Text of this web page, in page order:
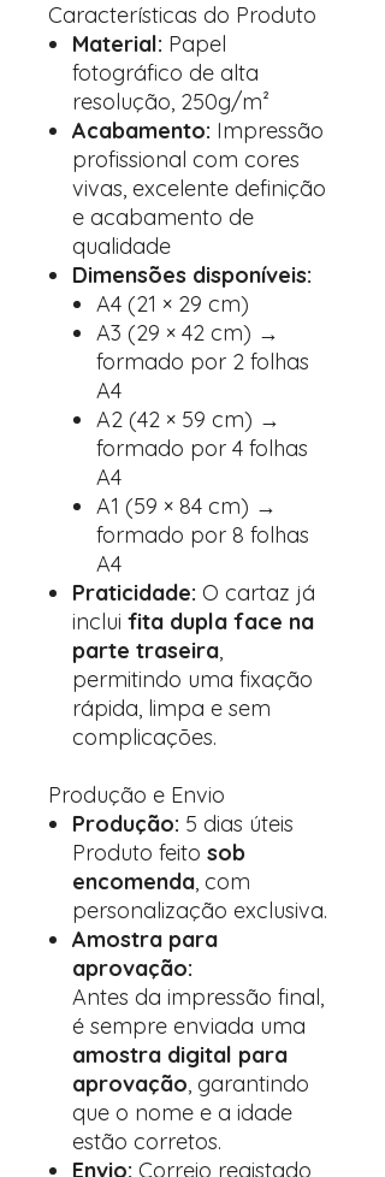
Características do Produto
Material: Papel
fotográfico de alta
resolução, 250g/m²
Acabamento: Impressão
profissional com cores
vivas, excelente definição
e acabamento de
qualidade
Dimensões disponíveis:
A4 (21 × 29 cm)
A3 (29 × 42 cm) →
formado por 2 folhas
A4
A2 (42 × 59 cm) →
formado por 4 folhas
A4
A1 (59 × 84 cm) →
formado por 8 folhas
A4
Praticidade: O cartaz já
inclui fita dupla face na
parte traseira,
permitindo uma fixação
rápida, limpa e sem
complicações.
Produção e Envio
Produção: 5 dias úteis
Produto feito sob
encomenda, com
personalização exclusiva.
Amostra para
aprovação:
Antes da impressão final,
é sempre enviada uma
amostra digital para
aprovação, garantindo
que o nome e a idade
estão corretos.
Envio: Correio registado